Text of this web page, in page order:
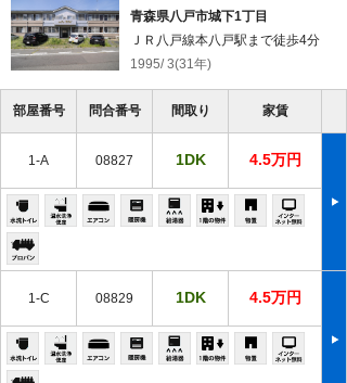
青森県八戸市城下1丁目
ＪＲ八戸線本八戸駅まで徒歩4分
1995/ 3(31年)
部屋番号 問合番号 間取り 家賃
1-A 08827 1DK 4.5万円
1-C 08829 1DK 4.5万円